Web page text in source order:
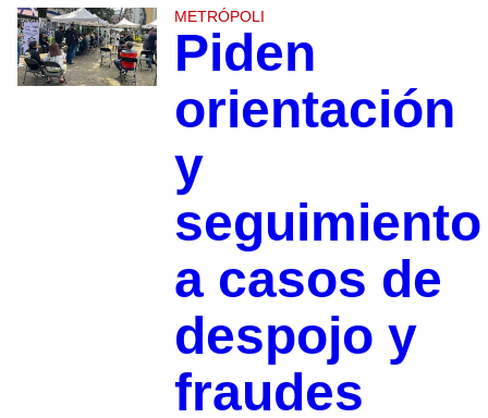
METRÓPOLI
Piden
orientación
y
seguimiento
a casos de
despojo y
fraudes